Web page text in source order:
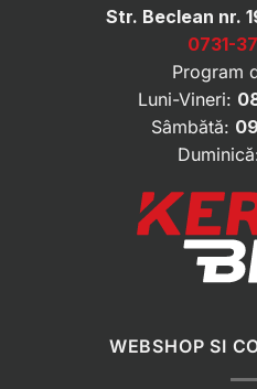
Str. Beclean nr.
0731-
Program
Luni-Vineri:
Sâmbătă:
WEBSHOP SI